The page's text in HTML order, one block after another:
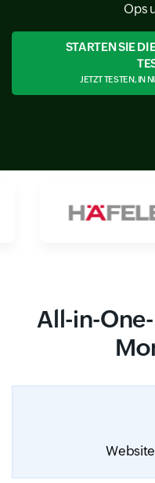
Ops
STARTEN SIE
JETZT TESTEN, IN
All-in-